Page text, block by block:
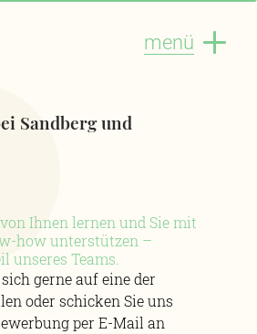
menü
Sandberg und
Ihnen lernen und Sie mit
how unterstützen –
unseres Teams.
gerne auf eine der
oder schicken Sie uns
per E-Mail an